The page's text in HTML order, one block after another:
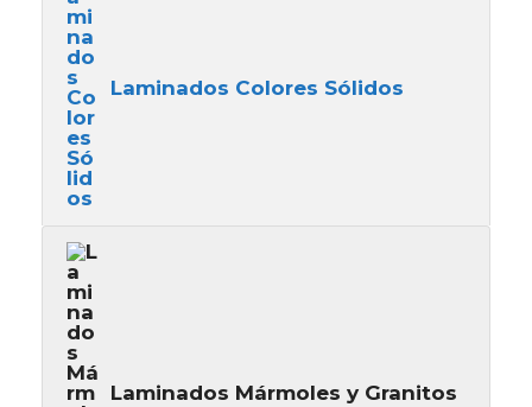
Laminados Colores Sólidos
Laminados Mármoles y Granitos